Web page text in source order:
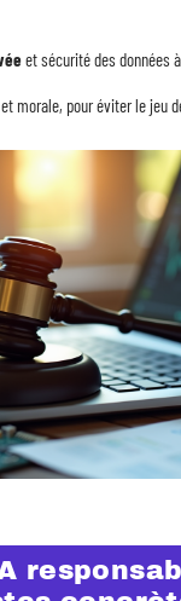
et sécurité des données
morale, pour éviter le jeu